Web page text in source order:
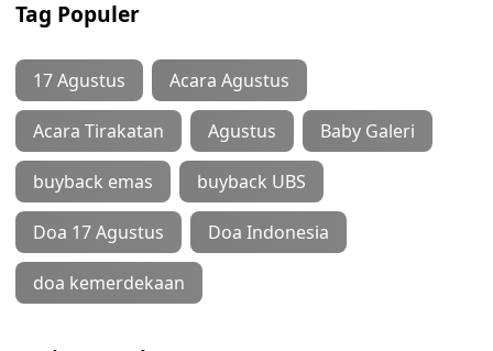
Tag Populer
17 Agustus Acara Agustus
Acara Tirakatan Agustus Baby Galeri
buyback emas buyback UBS
Doa 17 Agustus Doa Indonesia
doa kemerdekaan